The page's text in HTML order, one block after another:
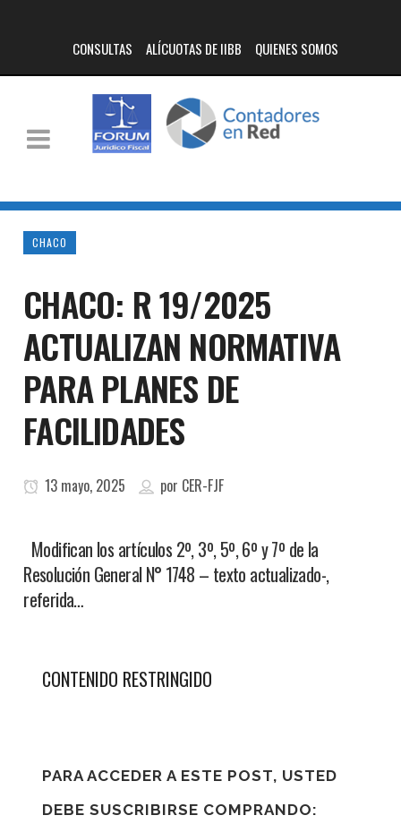
CONSULTAS ALÍCUOTAS DE IIBB QUIENES SOMOS
CHACO
CHACO: R 19/2025
ACTUALIZAN NORMATIVA
PARA PLANES DE
FACILIDADES
13 mayo, 2025 por CER-FJF
Modifican los artículos 2º, 3º, 5º, 6º y 7º de la
Resolución General N° 1748 – texto actualizado-,
referida…
CONTENIDO RESTRINGIDO
PARA ACCEDER A ESTE POST, USTED
DEBE SUSCRIBIRSE COMPRANDO: